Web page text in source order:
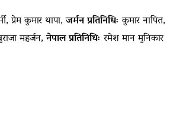
प्रेम कुमार थापा,जर्मन प्रतिनिधिः कुमार नापित,
महर्जन,नेपाल प्रतिनिधिः रमेश मान मुनिकार